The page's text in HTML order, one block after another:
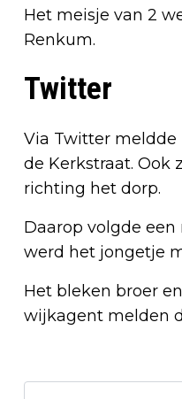
Het meisje van 2
Renkum.
Twitter
Via Twitter meldde
de Kerkstraat. Ook
richting het dorp.
Daarop volgde
werd het jongetje
Het bleken broer
wijkagent melden